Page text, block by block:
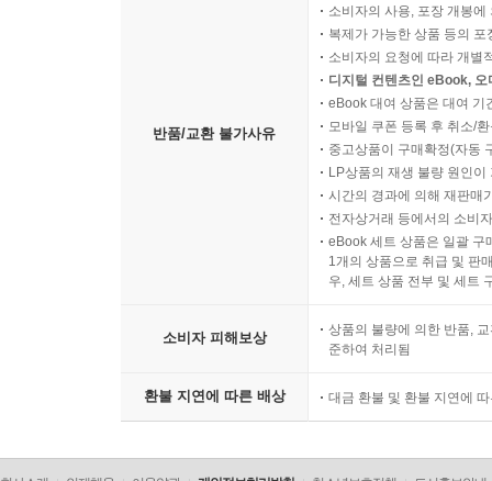
반품/교환 불가사유
소비자의 사용, 포장 개봉
복제가 가능한 상품 등의
소비자의 요청에 따라 개별
디지털 컨텐츠인 eBook,
eBook 대여 상품은 대여 기
모바일 쿠폰 등록 후 취소/
중고상품이 구매확정(자동
LP상품의 재생 불량 원인
시간의 경과에 의해 재판매
전자상거래 등에서의 소비
eBook 세트 상품은 일괄 구
1개의 상품으로 취급 및 판
우, 세트 상품 전부 및 세트
소비자 피해보상
상품의 불량에 의한 반품,
준하여 처리됨
환불 지연에 따른 배상 대금 환불 및 환불 지연에